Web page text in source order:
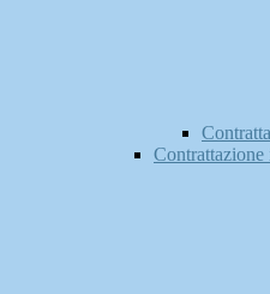
Contrattazione